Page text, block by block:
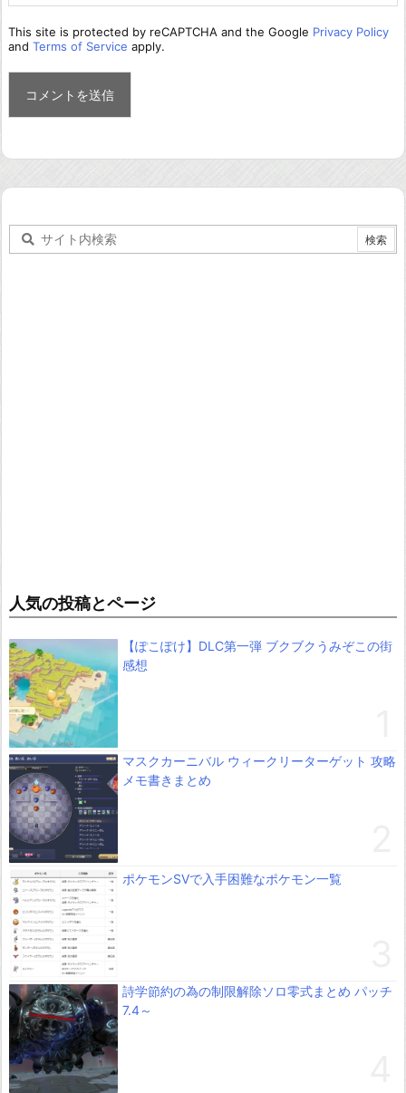
This site is protected by reCAPTCHA and the Google Privacy Policy
and Terms of Service apply.
人気の投稿とページ
【ぽこぽけ】DLC第一弾 ブクブクうみぞこの街
感想
マスクカーニバル ウィークリーターゲット 攻略
メモ書きまとめ
ポケモンSVで入手困難なポケモン一覧
詩学節約の為の制限解除ソロ零式まとめ パッチ
7.4～